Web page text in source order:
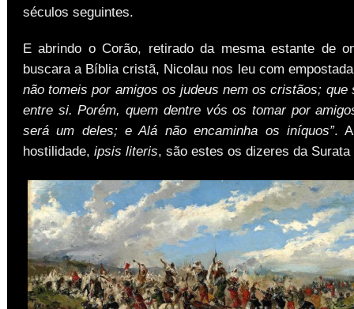
séculos seguintes.
E abrindo o Corão, retirado da mesma estante de
buscara a Bíblia cristã, Nicolau nos leu com
não tomeis por amigos os judeus nem os cristãos; que
entre si. Porém, quem dentre vós os tomar por
será um deles; e Alá não encaminha os iníquos”.
hostilidade, ipsis literis, são estes os dizeres da Surata